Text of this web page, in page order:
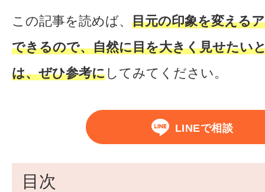
この記事を読めば、 目元の印象を変える
できるので、自然に目を大きく見せたい
は、ぜひ参考にしてみてください。
LINEで相談
目次